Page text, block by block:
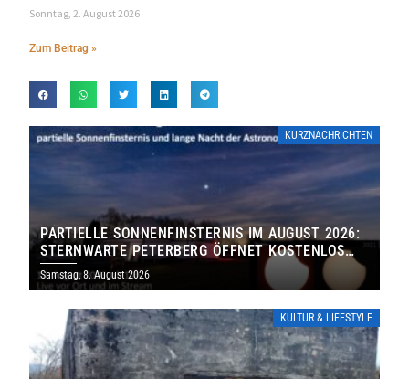
Sonntag, 2. August 2026
Zum Beitrag »
KURZNACHRICHTEN
PARTIELLE SONNENFINSTERNIS IM AUGUST 2026:
STERNWARTE PETERBERG ÖFFNET KOSTENLOS
IHRE TORE
Samstag, 8. August 2026
KULTUR & LIFESTYLE